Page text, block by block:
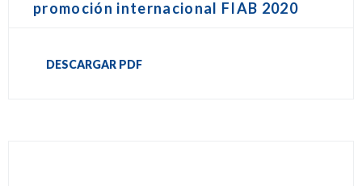
promoción internacional FIAB 2020
DESCARGAR PDF